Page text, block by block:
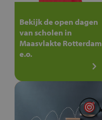
Bekijk de open dagen
van scholen in
Maasvlakte Rotterdam
e.o.